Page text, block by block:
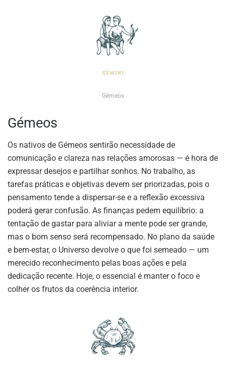
Gémeos
Gémeos
Os nativos de Gémeos sentirão necessidade de
comunicação e clareza nas relações amorosas — é hora de
expressar desejos e partilhar sonhos. No trabalho, as
tarefas práticas e objetivas devem ser priorizadas, pois o
pensamento tende a dispersar-se e a reflexão excessiva
poderá gerar confusão. As finanças pedem equilíbrio: a
tentação de gastar para aliviar a mente pode ser grande,
mas o bom senso será recompensado. No plano da saúde
e bem-estar, o Universo devolve o que foi semeado — um
merecido reconhecimento pelas boas ações e pela
dedicação recente. Hoje, o essencial é manter o foco e
colher os frutos da coerência interior.